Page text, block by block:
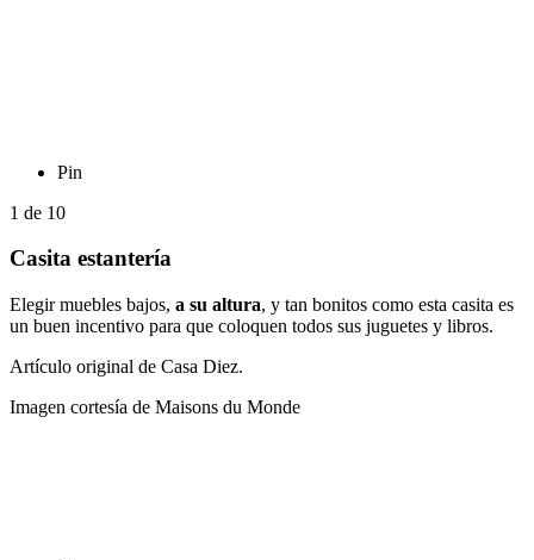
Pin
1 de 10
Casita estantería
Elegir muebles bajos, a su altura, y tan bonitos como esta casita es
un buen incentivo para que coloquen todos sus juguetes y libros.
Artículo original de Casa Diez.
Imagen cortesía de Maisons du Monde